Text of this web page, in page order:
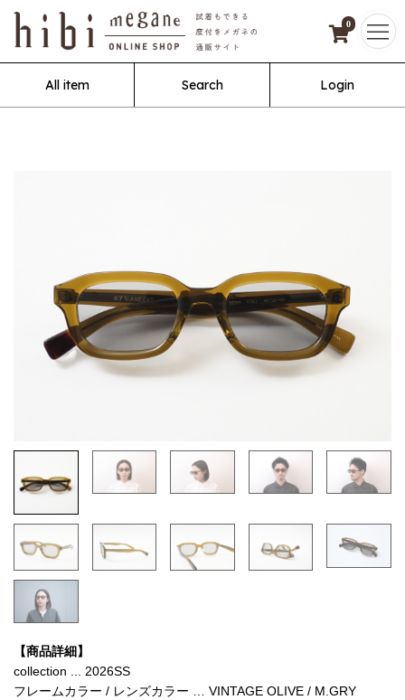
0
All item Search Login
【商品詳細】
collection ... 2026SS
フレームカラー / レンズカラー … VINTAGE OLIVE / M.GRY